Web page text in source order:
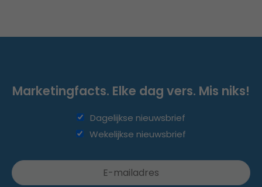
Marketingfacts. Elke dag vers. Mis niks!
Dagelijkse nieuwsbrief
Wekelijkse nieuwsbrief